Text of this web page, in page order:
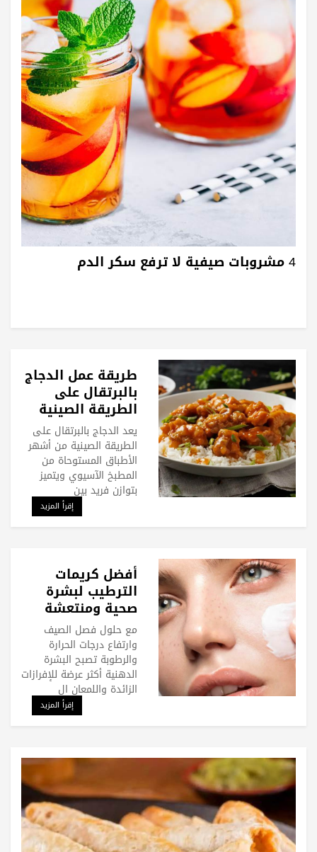
4 مشروبات صيفية لا ترفع سكر الدم
طريقة عمل الدجاج
بالبرتقال على
الطريقة الصينية
يعد الدجاج بالبرتقال على
الطريقة الصينية من أشهر
الأطباق المستوحاة من
المطبخ الآسيوي ويتميز
بتوازن فريد بين
إقرأ المزيد
أفضل كريمات
الترطيب لبشرة
صحية ومنتعشة
طوال اليوم
مع حلول فصل الصيف
وارتفاع درجات الحرارة
والرطوبة تصبح البشرة
الدهنية أكثر عرضة للإفرازات
الزائدة واللمعان ال
إقرأ المزيد